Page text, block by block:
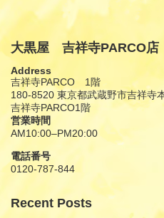
大黒屋 吉祥寺PARCO店
Address
吉祥寺PARCO 1階
180-8520 東京都武蔵野市吉祥寺
吉祥寺PARCO1階
営業時間
AM10:00–PM20:00
電話番号
0120-787-844
Recent Posts